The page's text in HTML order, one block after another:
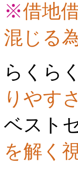
※借地
混じる
らくら
りやすさ
ベスト
を解く